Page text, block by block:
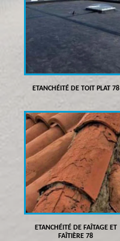
ETANCHÉITÉ DE TOIT PLAT 78
ETANCHÉITÉ DE FAÎTAGE ET
FAÎTIÈRE 78